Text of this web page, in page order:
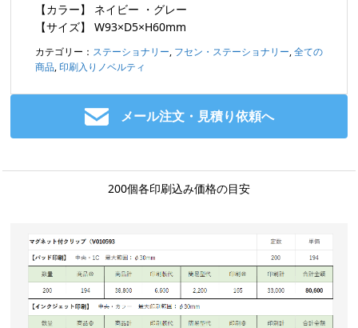
【カラー】
ネイビー ・グレー
【サイズ】
W93×D5×H60mm
カテゴリー： ステーショナリー, フセン・ステーショナリー,全ての
商品,印刷入りノベルティ
メール注文・見積り依頼へ
200個各印刷込み価格の目安